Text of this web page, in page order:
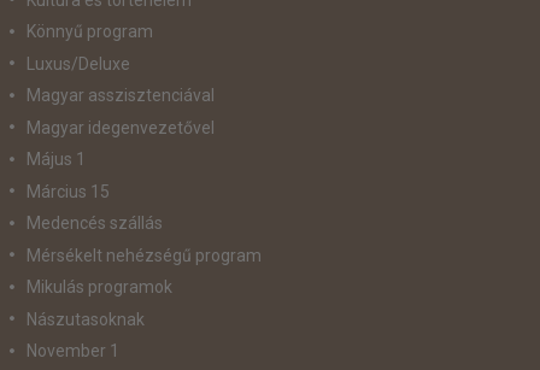
Könnyű program
Luxus/Deluxe
Magyar asszisztenciával
Magyar idegenvezetővel
Május 1
Március 15
Medencés szállás
Mérsékelt nehézségű program
Mikulás programok
Nászutasoknak
November 1